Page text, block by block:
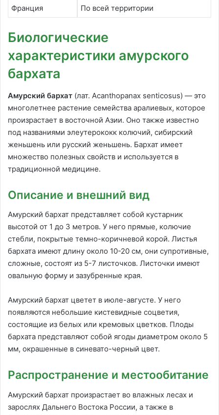
Франция По всей территории
Биологические
характеристики амурского
бархата
Амурский бархат (лат. Acanthopanax senticosus) — это
многолетнее растение семейства аралиевых, которое
произрастает в восточной Азии. Оно также известно
под названиями элеутерококк колючий, сибирский
женьшень или русский женьшень. Бархат имеет
множество полезных свойств и используется в
традиционной медицине.
Описание и внешний вид
Амурский бархат представляет собой кустарник
высотой от 1 до 3 метров. У него прямые, колючие
стебли, покрытые темно-коричневой корой. Листья
бархата имеют длину около 10-20 см, они супротивные,
сложные, состоят из 5-7 листочков. Листочки имеют
овальную форму и зазубренные края.
Амурский бархат цветет в июле-августе. У него
появляются небольшие кистевидные соцветия,
состоящие из белых или кремовых цветков. Плоды
бархата представляют собой ягоды диаметром около 5
мм, окрашенные в синевато-черный цвет.
Распространение и местообитание
Амурский бархат произрастает во влажных лесах и
зарослях Дальнего Востока России, а также в